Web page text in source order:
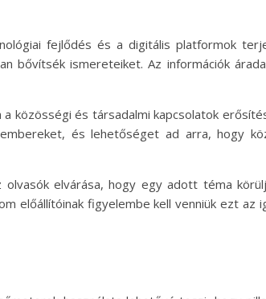
fejlődés és a digitális platformok
bővítsék ismereteiket. Az információk
közösségi és társadalmi kapcsolatok
és lehetőséget ad arra, hogy
elvárása, hogy egy adott téma
előállítóinak figyelembe kell venniük ezt az